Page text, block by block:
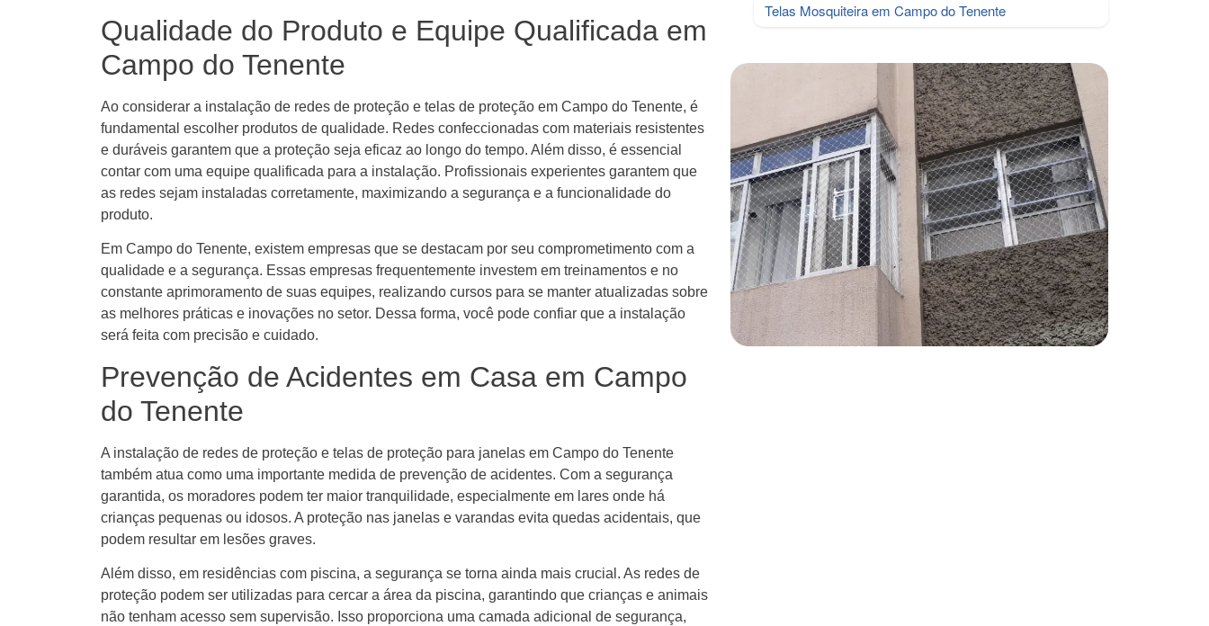
Qualidade do Produto e Equipe Qualificada em
Campo do Tenente
Ao considerar a instalação de redes de proteção e telas de proteção em Campo do Tenente, é
fundamental escolher produtos de qualidade. Redes confeccionadas com materiais resistentes
e duráveis garantem que a proteção seja eficaz ao longo do tempo. Além disso, é essencial
contar com uma equipe qualificada para a instalação. Profissionais experientes garantem que
as redes sejam instaladas corretamente, maximizando a segurança e a funcionalidade do
produto.
Em Campo do Tenente, existem empresas que se destacam por seu comprometimento com a
qualidade e a segurança. Essas empresas frequentemente investem em treinamentos e no
constante aprimoramento de suas equipes, realizando cursos para se manter atualizadas sobre
as melhores práticas e inovações no setor. Dessa forma, você pode confiar que a instalação
será feita com precisão e cuidado.
Prevenção de Acidentes em Casa em Campo
do Tenente
A instalação de redes de proteção e telas de proteção para janelas em Campo do Tenente
também atua como uma importante medida de prevenção de acidentes. Com a segurança
garantida, os moradores podem ter maior tranquilidade, especialmente em lares onde há
crianças pequenas ou idosos. A proteção nas janelas e varandas evita quedas acidentais, que
podem resultar em lesões graves.
Além disso, em residências com piscina, a segurança se torna ainda mais crucial. As redes de
proteção podem ser utilizadas para cercar a área da piscina, garantindo que crianças e animais
não tenham acesso sem supervisão. Isso proporciona uma camada adicional de segurança,
Telas Mosquiteira em Campo do Tenente